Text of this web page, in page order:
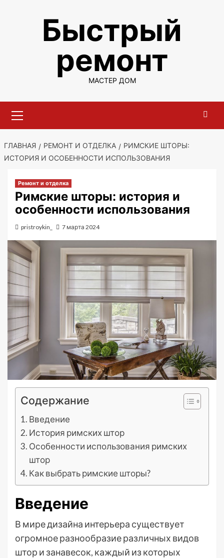
содержимомуБыстрый
ремонт
МАСТЕР ДОМ
меню
ГЛАВНАЯ РЕМОНТ И ОТДЕЛКА
РИМСКИЕ ШТОРЫ:
ИСТОРИЯ И ОСОБЕННОСТИ ИСПОЛЬЗОВАНИЯ
Ремонт и отделка
Римские шторы: история и
особенности использования
pristroykin_ 7 марта 2024
Содержание
Введение
История римских штор
Особенности использования римских
штор
Как выбрать римские шторы?
Введение
В мире дизайна интерьера существует
огромное разнообразие различных видов
штор и занавесок, каждый из которых